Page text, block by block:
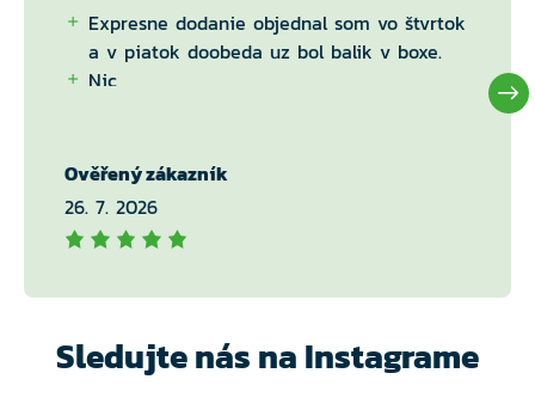
Expresne dodanie objednal som vo štvrtok
a v piatok doobeda uz bol balik v boxe.
Nic
Ověřený zákazník
26. 7. 2026
Sledujte nás na Instagrame